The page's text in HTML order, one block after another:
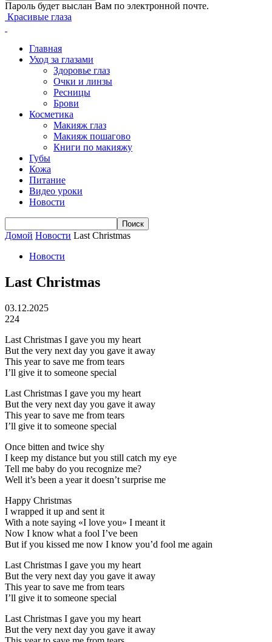
Пароль будет выслан Вам по электронной почте.
Красивые глаза
Главная
Уход за глазами
Здоровье глаз
Очки и линзы
Ресницы
Брови
Косметика
Макияж глаз
Макияж пошагово
Книги по макияжу
Губы
Кожа
Питание
Видео уроки
Новости
Домой Новости Last Christmas
Новости
Last Christmas
03.12.2025
224
Last Christmas I gave you my heart
But the very next day you gave it away
This year to save me from tears
I’ll give it to someone special
Last Christmas I gave you my heart
But the very next day you gave it away
This year to save me from tears
I’ll give it to someone special
Once bitten and twice shy
I keep my distance but you still catch my eye
Tell me baby do you recognize me?
Well it’s been a year it doesn’t surprise me
Happy Christmas
I wrapped it up and sent it
With a note saying «I love you» I meant it
Now I know what a fool I’ve been
But if you kissed me now I know you’d fool me again
Last Christmas I gave you my heart
But the very next day you gave it away
This year to save me from tears
I’ll give it to someone special
Last Christmas I gave you my heart
But the very next day you gave it away